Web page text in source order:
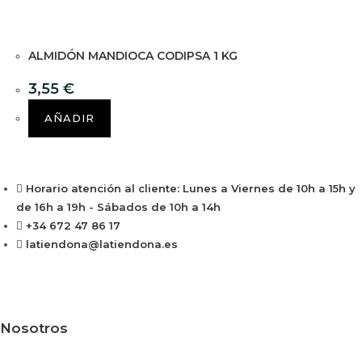
ALMIDÓN MANDIOCA CODIPSA 1 KG
3,55 €
AÑADIR
Horario atención al cliente: Lunes a Viernes de 10h a 15h y
de 16h a 19h - Sábados de 10h a 14h
+34 672 47 86 17
latiendona@latiendona.es
Nosotros